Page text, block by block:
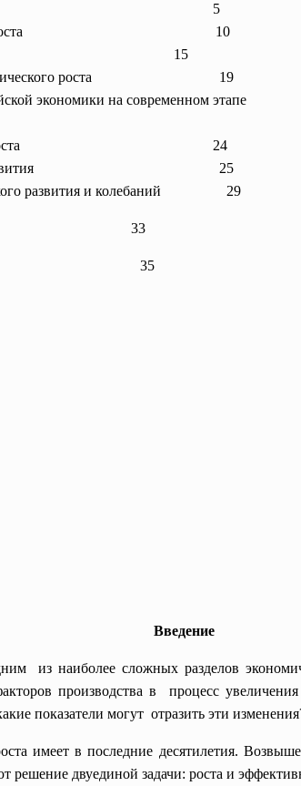
5
роста
10
15
роста
19
экономики на современном
роста
24
развития
25
развития и колебаний 29
33
35
Введение
из наиболее сложных разделов
производства в процесс
показатели могут отразить эти
имеет в последние десятилетия.
решение двуединой задачи: роста и